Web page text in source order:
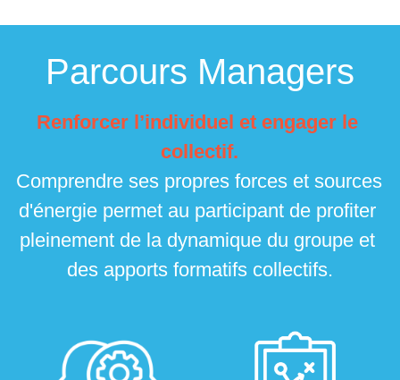
Parcours Managers
Renforcer l’individuel et engager le
collectif.
Comprendre ses propres forces et sources
d'énergie permet au participant de profiter
pleinement de la dynamique du groupe et
des apports formatifs collectifs.